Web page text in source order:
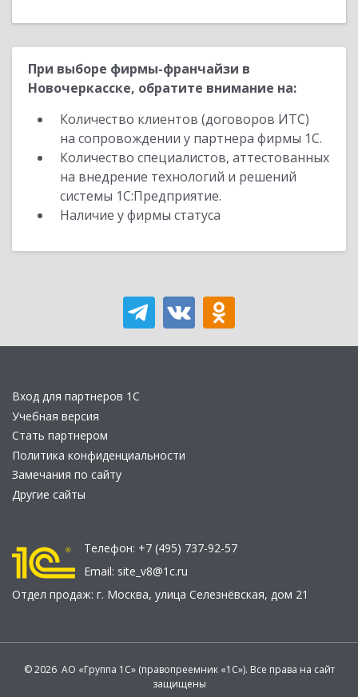
При выборе фирмы-франчайзи в
Новочеркасске, обратите внимание на:
Количество клиентов (договоров ИТС)
на сопровождении у партнера фирмы 1С.
Количество специалистов, аттестованных
на внедрение технологий и решений
системы 1С:Предприятие.
Наличие у фирмы статуса
Вход для партнеров 1С
Учебная версия
Стать партнером
Политика конфиденциальности
Замечания по сайту
Другие сайты
Телефон: +7 (495) 737-92-57
Email: site_v8@1c.ru
Отдел продаж: г. Москва, улица Селезнёвская, дом 21
© 2026 АО «Группа 1С» (правопреемник «1С»). Все права на сайт
защищены